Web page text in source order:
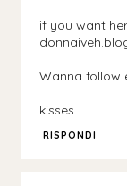
if you want
Wanna follow
kisses
RISPONDI